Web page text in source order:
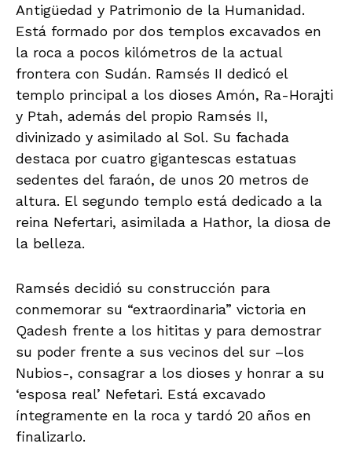
Antigüedad y Patrimonio de la Humanidad.
Está formado por dos templos excavados en
la roca a pocos kilómetros de la actual
frontera con Sudán. Ramsés II dedicó el
templo principal a los dioses Amón, Ra-Horajti
y Ptah, además del propio Ramsés II,
divinizado y asimilado al Sol. Su fachada
destaca por cuatro gigantescas estatuas
sedentes del faraón, de unos 20 metros de
altura. El segundo templo está dedicado a la
reina Nefertari, asimilada a Hathor, la diosa de
la belleza.
Ramsés decidió su construcción para
conmemorar su “extraordinaria” victoria en
Qadesh frente a los hititas y para demostrar
su poder frente a sus vecinos del sur –los
Nubios-, consagrar a los dioses y honrar a su
‘esposa real’ Nefetari. Está excavado
íntegramente en la roca y tardó 20 años en
finalizarlo.